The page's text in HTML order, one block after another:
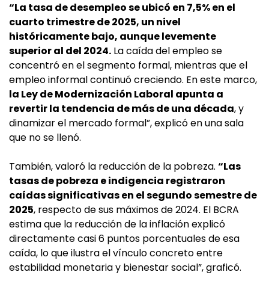
“La tasa de desempleo se ubicó en 7,5% en el
cuarto trimestre de 2025, un nivel
históricamente bajo, aunque levemente
superior al del 2024. La caída del empleo se
concentró en el segmento formal, mientras que el
empleo informal continuó creciendo. En este marco,
la Ley de Modernización Laboral apunta a
revertir la tendencia de más de una década, y
dinamizar el mercado formal”, explicó en una sala
que no se llenó.
También, valoró la reducción de la pobreza. “Las
tasas de pobreza e indigencia registraron
caídas significativas en el segundo semestre de
2025, respecto de sus máximos de 2024. El BCRA
estima que la reducción de la inflación explicó
directamente casi 6 puntos porcentuales de esa
caída, lo que ilustra el vínculo concreto entre
estabilidad monetaria y bienestar social”, graficó.